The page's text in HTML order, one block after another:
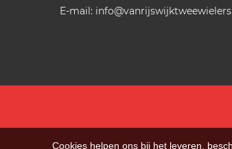
E-mail:
Cookies helpen ons bij het leveren,